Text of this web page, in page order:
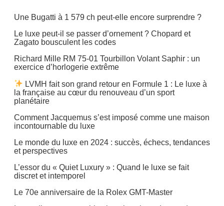
Une Bugatti à 1 579 ch peut-elle encore surprendre ?
Le luxe peut-il se passer d’ornement ? Chopard et
Zagato bousculent les codes
Richard Mille RM 75-01 Tourbillon Volant Saphir : un
exercice d’horlogerie extrême
LVMH fait son grand retour en Formule 1 : Le luxe à
la française au cœur du renouveau d’un sport
planétaire
Comment Jacquemus s’est imposé comme une maison
incontournable du luxe
Le monde du luxe en 2024 : succès, échecs, tendances
et perspectives
L’essor du « Quiet Luxury » : Quand le luxe se fait
discret et intemporel
Le 70e anniversaire de la Rolex GMT-Master